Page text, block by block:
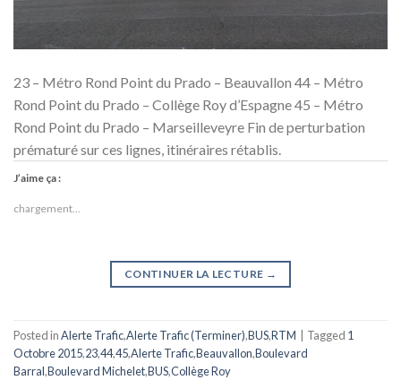
23 – Métro Rond Point du Prado – Beauvallon 44 – Métro
Rond Point du Prado – Collège Roy d’Espagne 45 – Métro
Rond Point du Prado – Marseilleveyre Fin de perturbation
prématuré sur ces lignes, itinéraires rétablis.
J’aime ça :
chargement…
CONTINUER LA LECTURE →
Posted inAlerte Trafic,Alerte Trafic (Terminer),BUS,RTM Tagged 1
Octobre 2015,23,44,45,Alerte Trafic,Beauvallon,Boulevard
Barral,Boulevard Michelet,BUS,Collège Roy